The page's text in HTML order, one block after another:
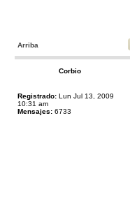
Arriba
Corbio
Registrado: Lun Jul 13, 2009
10:31 am
Mensajes: 6733